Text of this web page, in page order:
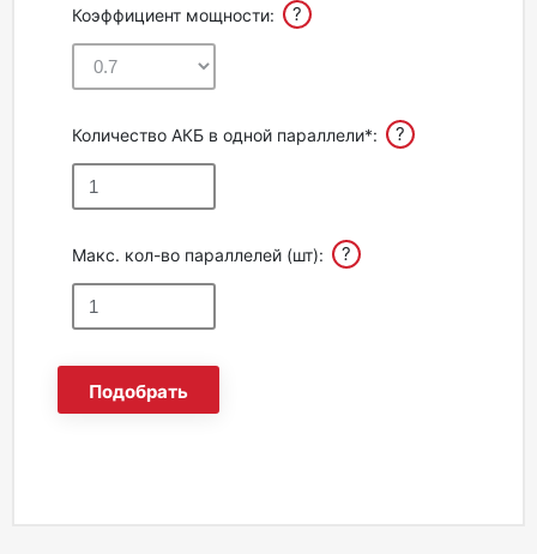
Коэффициент мощности: ?
Количество АКБ в одной параллели*: ?
Макс. кол-во параллелей (шт): ?
Подобрать